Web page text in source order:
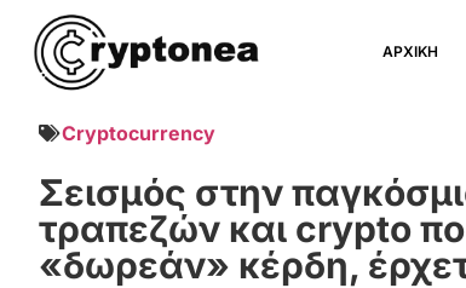
ΑΡΧΙΚΗ
Cryptocurrency
Σεισμός στην
τραπεζών και crypto
«δωρεάν» κέρδη,